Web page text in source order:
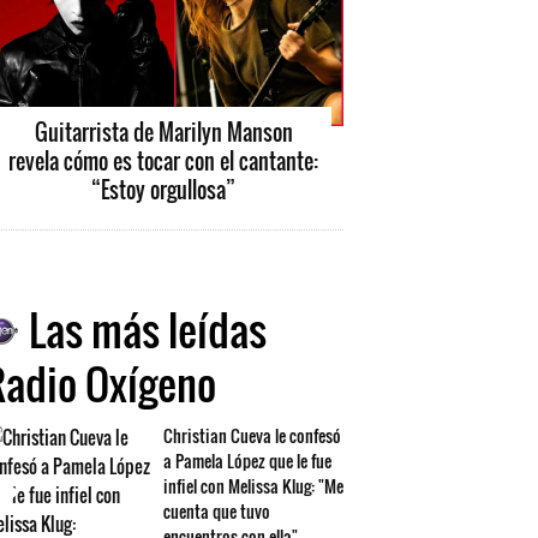
Guitarrista de Marilyn Manson
revela cómo es tocar con el cantante:
“Estoy orgullosa”
Las más leídas
Oxígeno
Christian Cueva le confesó
a Pamela López que le fue
infiel con Melissa Klug: "Me
cuenta que tuvo